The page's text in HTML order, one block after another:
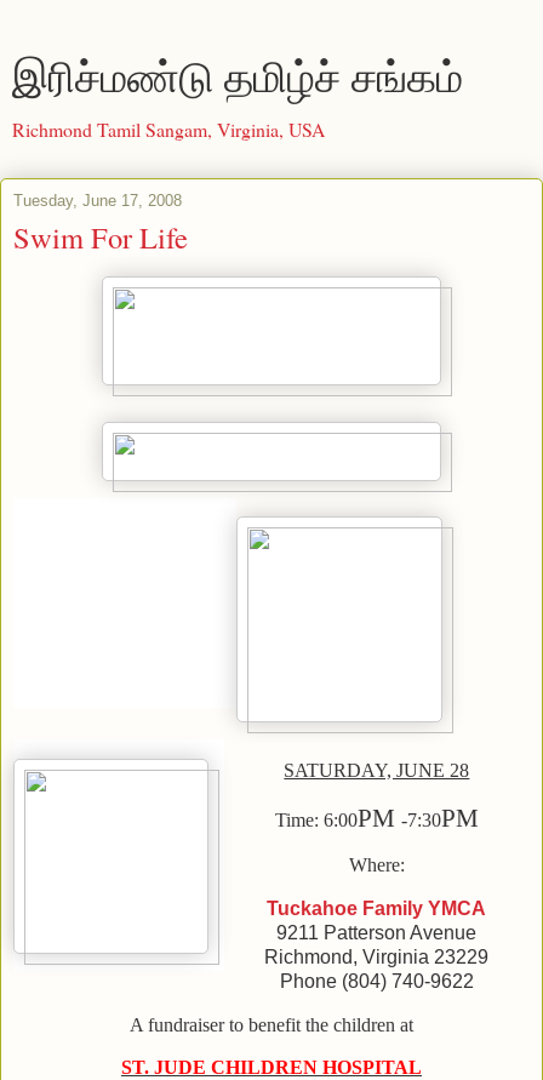
இரிச்மண்டு தமிழ்ச் சங்கம்
Richmond Tamil Sangam, Virginia, USA
Tuesday, June 17, 2008
Swim For Life
SATURDAY, JUNE 28
Time: 6:00PM -7:30PM
Where:
Tuckahoe Family YMCA
9211 Patterson Avenue
Richmond, Virginia 23229
Phone (804) 740-9622
A fundraiser to benefit the children at
ST. JUDE CHILDREN HOSPITAL